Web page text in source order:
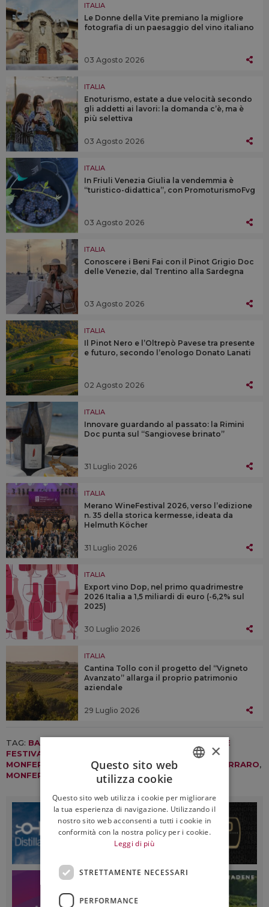
ITALIA
Le Donne della Vite premiano la migliore
fotografia di un paesaggio del vino italiano
03 Agosto 2026
ITALIA
Enoturismo, estate a due velocità secondo
gli addetti ai lavori: la domanda c’è, ma è
più selettiva
03 Agosto 2026
ITALIA
In Friuli Venezia Giulia la vendemmia è
“turistico-didattica”, con PromoturismoFvg
03 Agosto 2026
ITALIA
Conoscere i Beni Fai con il Pinot Grigio Doc
delle Venezie, dal Trentino alla Sardegna
03 Agosto 2026
ITALIA
Il Pinot Nero e l’Oltrepò Pavese tra presente
e futuro, secondo l’enologo Donato Lanati
02 Agosto 2026
ITALIA
Innovare guardando al passato: la Rimini
Doc punta sul “Sangiovese brinato”
31 Luglio 2026
ITALIA
Merano WineFestival 2026, verso l’edizione
n. 35 della storica kermesse, ideata da
Helmuth Köcher
31 Luglio 2026
ITALIA
Export vino Dop, nel primo quadrimestre
2026 Italia a 1,5 miliardi di euro (-6,2% sul
2025)
30 Luglio 2026
ITALIA
Cantina Tollo con il progetto del “Vigneto
Avanzato” allarga il proprio patrimonio
aziendale
29 Luglio 2026
TAG: BARBERA D'ASTI DOCG
BARBERA D'ASTI WINE
FESTIVAL
CONSORZIO BARBERA D'ASTI E VINI DEL
MONFERRATO
CORRIERE DELLA SERA,LUCIANO FERRARO,
MONFERRATO
PIEMONTE
ENGLISH
×
Questo sito web
utilizza cookie
Questo sito web utilizza i cookie per migliorare
la tua esperienza di navigazione. Utilizzando il
nostro sito web acconsenti a tutti i cookie in
conformità con la nostra policy per i cookie.
Leggi di più
STRETTAMENTE NECESSARI
PERFORMANCE